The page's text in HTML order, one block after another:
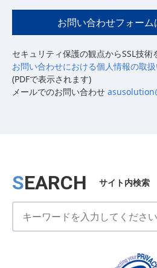
お問い合わせフォーム
セキュリティ保護の観点からSSL技術
お問い合わせにおける個人情報の取
(PDFで表示されます)
メールでのお問い合わせ
SEARCH サイト内検索